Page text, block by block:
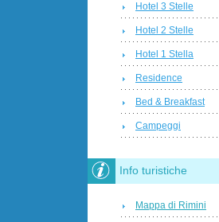
Hotel 3 Stelle
Hotel 2 Stelle
Hotel 1 Stella
Residence
Bed & Breakfast
Campeggi
Info turistiche
Mappa di Rimini